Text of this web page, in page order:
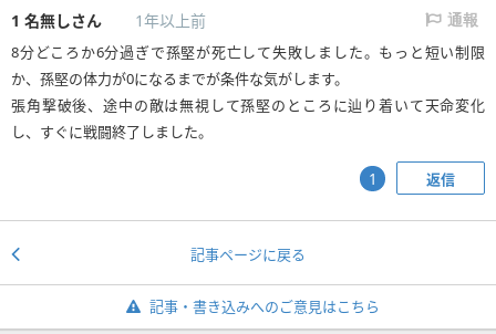
1 名無しさん 1年以上前 通報
8分どころか6分過ぎで孫堅が死亡して失敗しました。もっと短い制限
か、孫堅の体力が0になるまでが条件な気がします。
張角撃破後、途中の敵は無視して孫堅のところに辿り着いて天命変化
し、すぐに戦闘終了しました。
返信
1
記事ページに戻る
記事・書き込みへのご意見はこちら